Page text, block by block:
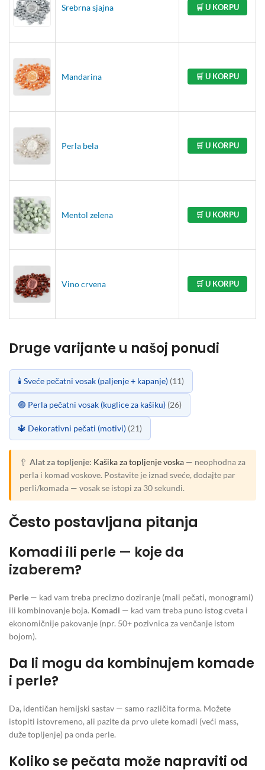
Srebrna sjajna 🛒 U KORPU
Mandarina 🛒 U KORPU
Perla bela 🛒 U KORPU
Mentol zelena 🛒 U KORPU
Vino crvena 🛒 U KORPU
Druge varijante u našoj ponudi
🕯️ Sveće pečatni vosak (paljenje + kapanje) (11)
🟣 Perla pečatni vosak (kuglice za kašiku) (26)
🔱 Dekorativni pečati (motivi) (21)
🥄 Alat za topljenje: Kašika za topljenje voska — neophodna za
perla i komad voskove. Postavite je iznad sveće, dodajte par
perli/komada — vosak se istopi za 30 sekundi.
Često postavljana pitanja
Komadi ili perle — koje da
izaberem?
Perle — kad vam treba precizno doziranje (mali pečati, monogrami)
ili kombinovanje boja. Komadi — kad vam treba puno istog cveta i
ekonomičnije pakovanje (npr. 50+ pozivnica za venčanje istom
bojom).
Da li mogu da kombinujem komade
i perle?
Da, identičan hemijski sastav — samo različita forma. Možete
istopiti istovremeno, ali pazite da prvo ulete komadi (veći mass,
duže topljenje) pa onda perle.
Koliko se pečata može napraviti od